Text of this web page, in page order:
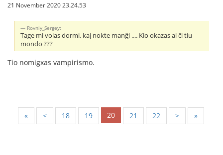
21 November 2020 23.24.53
Rovniy_Sergey:
Tage mi volas dormi, kaj nokte manĝi .... Kio okazas al ĉi tiu
mondo ???
Tio nomigxas vampirismo.
« < 18 19 20 21 22 > »